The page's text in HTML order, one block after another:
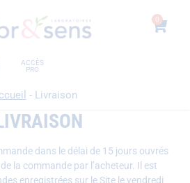
ACCÈS
PRO
0
- Livraison
dans le délai de 15 jours ouvrés
la commande par l’acheteur. Il est
enregistrées sur le Site le vendredi